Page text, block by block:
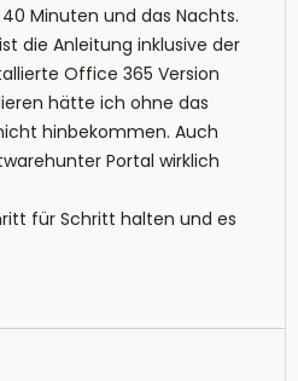
Minuten und das Nachts.
die Anleitung inklusive der
Office 365 Version
hätte ich ohne das
hinbekommen. Auch
Portal wirklich
für Schritt halten und es